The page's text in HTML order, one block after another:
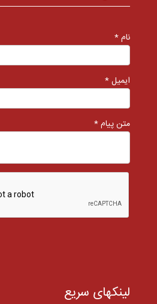
نام *
ایمیل *
متن پیام *
لینکهای سریع